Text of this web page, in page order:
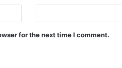
for the next time I comment.